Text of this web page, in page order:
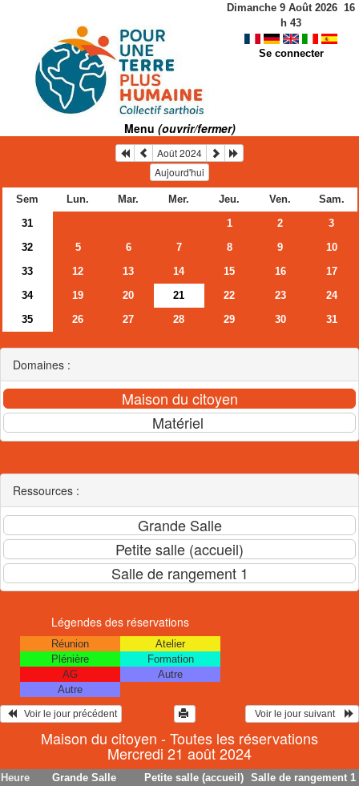
Dimanche 9 Août 2026 16
h 43
Se connecter
Menu (ouvrir/fermer)
Août 2024
Aujourd'hui
Sem Lun. Mar. Mer. Jeu. Ven.
Sam.
31
1 2
3
32
5 6 7 8 9
10
33
12 13 14 15 16
17
34
19 20 21 22 23
24
35
26 27 28 29 30 31
Domaines :
Ressources :
Légendes des réservations
Réunion
Atelier
Plénière
Formation
AG
Autre
Autre
   Voir le jour précédent
  Voir le jour suivant
Maison du citoyen - Toutes les réservations
Mercredi 21 août 2024
Heure
Grande Salle
Petite salle (accueil)
Salle de rangement 1